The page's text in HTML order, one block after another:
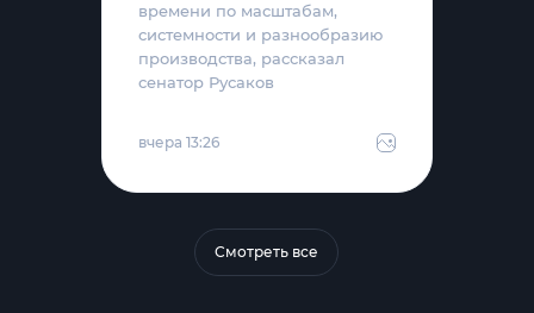
времени по масштабам,
системности и разнообразию
производства, рассказал
сенатор Русаков
вчера 13:26
Смотреть все